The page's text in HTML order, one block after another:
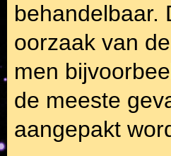
behandelbaar.
oorzaak van
men
de meeste
aangepakt